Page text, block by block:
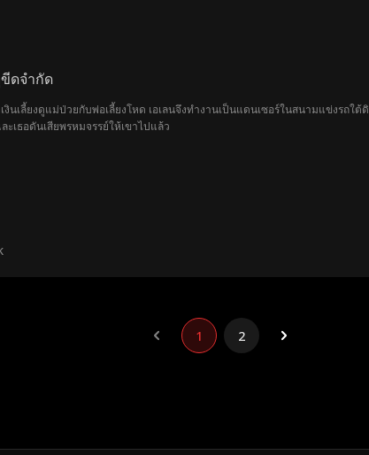
ดจำกัด
นเลี้ยงดูแม่ป่วยกับพ่อเลี้ยงโหด เอเลนจึงทำงานเป็นแดนเซอร์ในสนามแข่งรถใ
ะเธอดันเสียพรหมจรรย์ให้เขาไปแล้ว
1 2